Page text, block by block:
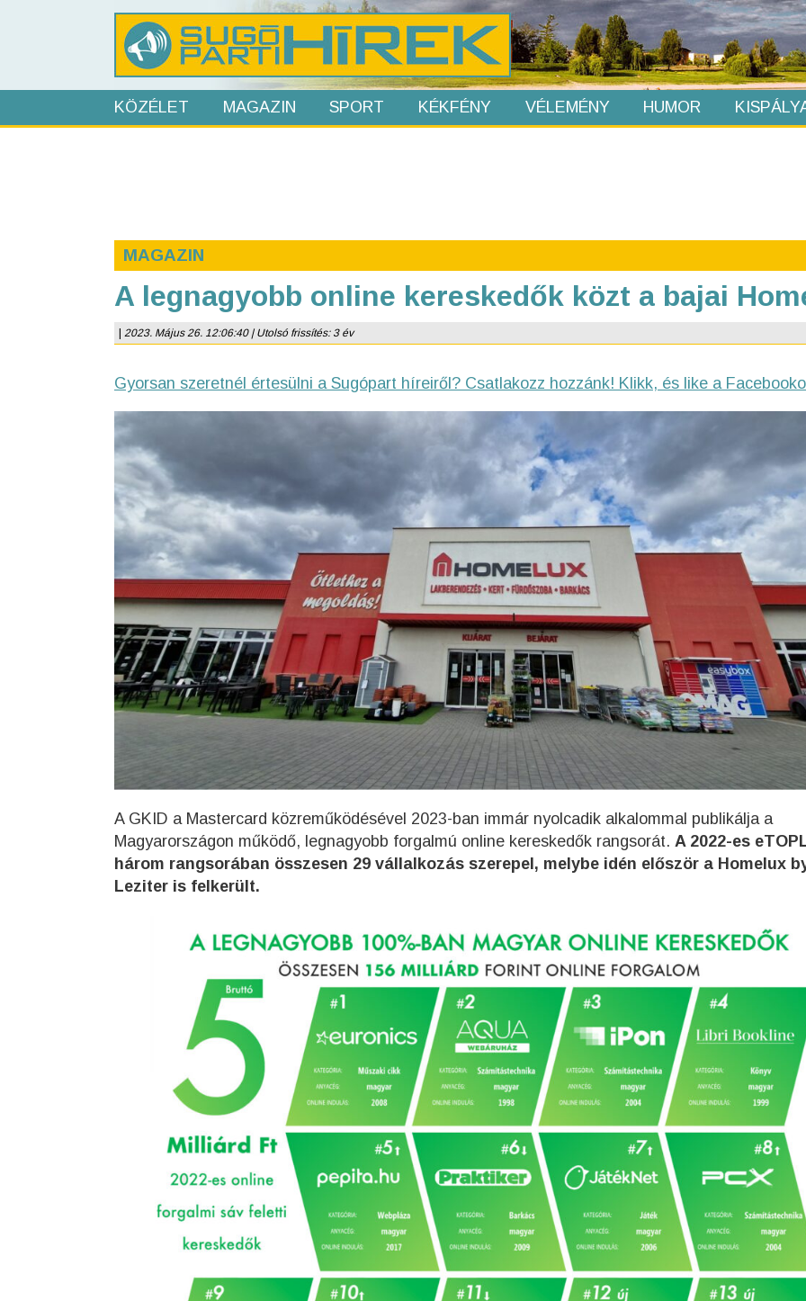
KÖZÉLET MAGAZIN SPORT KÉKFÉNY VÉLEMÉNY HUMOR
MAGAZIN
A legnagyobb online kereskedők közt a bajai
2023. Május 26. 12:06:40 | Utolsó frissítés: 3 év
Gyorsan szeretnél értesülni a Sugópart híreiről? Csatlakozz hozzánk! Klikk, és like a
A GKID a Mastercard közreműködésével 2023-ban immár nyolcadik alkalommal publikálja a
Magyarországon működő, legnagyobb forgalmú online kereskedők rangsorát. A 2022-es
három rangsorában összesen 29 vállalkozás szerepel, melybe idén először a Homelux
Leziter is felkerült.